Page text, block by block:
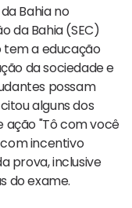
Bahia no
da Bahia (SEC)
tem a educação
da sociedade e
possam
alguns dos
ação "Tô com você
incentivo
prova, inclusive
do exame.